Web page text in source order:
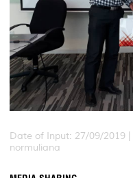
Date of Input: 27/09/2019 |
normuliana